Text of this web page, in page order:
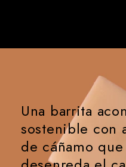
Una barrita
sostenible con
de cáñamo